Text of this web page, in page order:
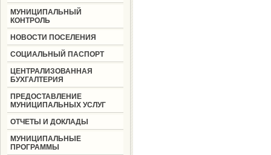
МУНИЦИПАЛЬНЫЙ
КОНТРОЛЬ
НОВОСТИ ПОСЕЛЕНИЯ
СОЦИАЛЬНЫЙ ПАСПОРТ
ЦЕНТРАЛИЗОВАННАЯ
БУХГАЛТЕРИЯ
ПРЕДОСТАВЛЕНИЕ
МУНИЦИПАЛЬНЫХ УСЛУГ
ОТЧЕТЫ И ДОКЛАДЫ
МУНИЦИПАЛЬНЫЕ
ПРОГРАММЫ